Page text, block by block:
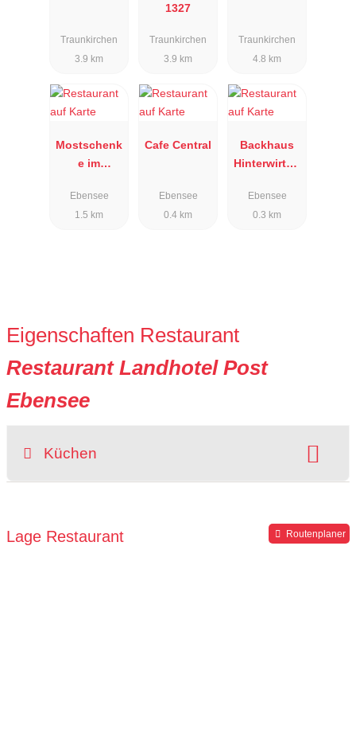
Traunkirchen
3.9 km
1327
Traunkirchen
3.9 km
Traunkirchen
4.8 km
Mostschenk
e im
Ebensee
1.5 km
Cafe Central
Ebensee
0.4 km
Backhaus
Hinterwirth -
Ebensee
Ebensee
0.3 km
Eigenschaften Restaurant
Restaurant Landhotel Post
Ebensee
Küchen
Lage Restaurant Routenplaner